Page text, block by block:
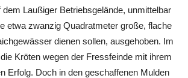
dem Laußiger Betriebsgelände, unmittelbar
etwa zwanzig Quadratmeter große, flache
dienen sollen, ausgehoben. Im
Kröten wegen der Fressfeinde mit ihrem
Erfolg. Doch in den geschaffenen Mulden